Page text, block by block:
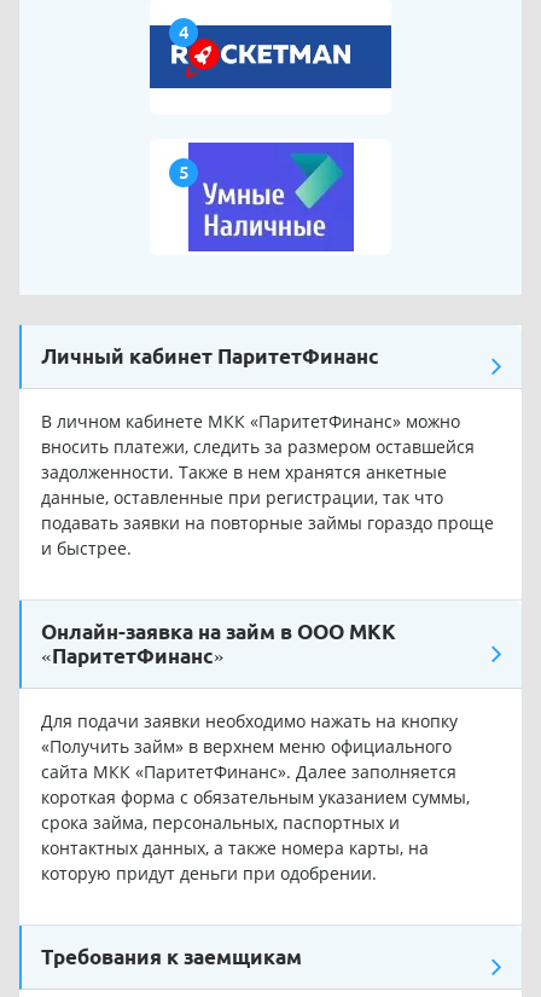
4
5
Личный кабинет ПаритетФинанс
В личном кабинете МКК «ПаритетФинанс» можно
вносить платежи, следить за размером оставшейся
задолженности. Также в нем хранятся анкетные
данные, оставленные при регистрации, так что
подавать заявки на повторные займы гораздо проще
и быстрее.
Онлайн-заявка на займ в ООО МКК
«ПаритетФинанс»
Для подачи заявки необходимо нажать на кнопку
«Получить займ» в верхнем меню официального
сайта МКК «ПаритетФинанс». Далее заполняется
короткая форма с обязательным указанием суммы,
срока займа, персональных, паспортных и
контактных данных, а также номера карты, на
которую придут деньги при одобрении.
Требования к заемщикам